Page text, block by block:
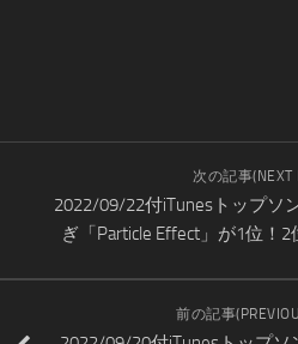
次の記事(NEXT
2022/09/22付iTunesトップソ
ぎ「Particle Effect」が1位！2
前の記事